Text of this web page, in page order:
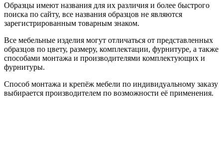
Образцы имеют названия для их различия и более быстрого
поиска по сайту, все названия образцов не являются
зарегистрированным товарным знаком.
Все мебельные изделия могут отличаться от представленных
образцов по цвету, размеру, комплектации, фурнитуре, а также
способами монтажа и производителями комплектующих и
фурнитуры.
Способ монтажа и крепёж мебели по индивидуальному заказу
выбирается производителем по возможности её применения.